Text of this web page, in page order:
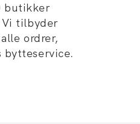
butikker
tilbyder
ordrer,
bytteservice.